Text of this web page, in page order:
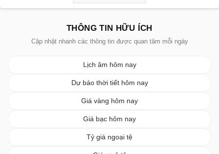
THÔNG TIN HỮU ÍCH
Cập nhật nhanh các thông tin được quan tâm mỗi ngày
Lịch âm hôm nay
Dự báo thời tiết hôm nay
Giá vàng hôm nay
Giá bạc hôm nay
Tỷ giá ngoại tệ